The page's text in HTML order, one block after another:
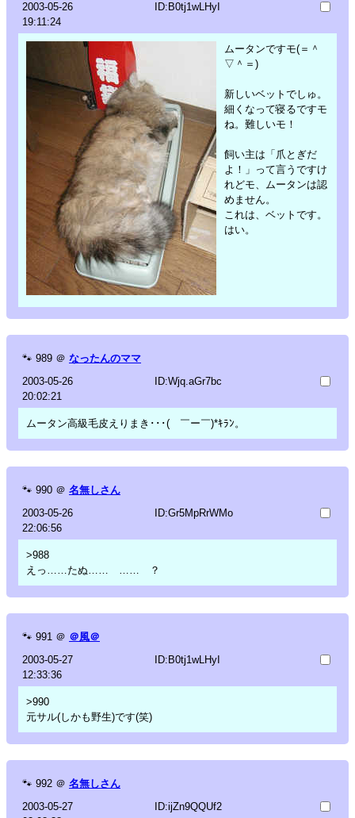
2003-05-26
19:11:24
ID:B0tj1wLHyI
ムータンですモ(＝＾
▽＾＝)
新しいベットでしゅ。
細くなって寝るですモ
ね。難しいモ！
飼い主は「爪とぎだ
よ！」って言うですけ
れどモ、ムータンは認
めません。
これは、ベットです。
はい。
🐾 989 ＠ なったんのママ
2003-05-26
20:02:21
ID:Wjq.aGr7bc
ムータン高級毛皮えりまき･･･( ￣ー￣)*ｷﾗﾝ。
🐾 990 ＠ 名無しさん
2003-05-26
22:06:56
ID:Gr5MpRrWMo
>988
えっ……たぬ…… …… ？
🐾 991 ＠ ＠風＠
2003-05-27
12:33:36
ID:B0tj1wLHyI
>990
元サル(しかも野生)です(笑)
🐾 992 ＠ 名無しさん
2003-05-27
ID:ijZn9QQUf2